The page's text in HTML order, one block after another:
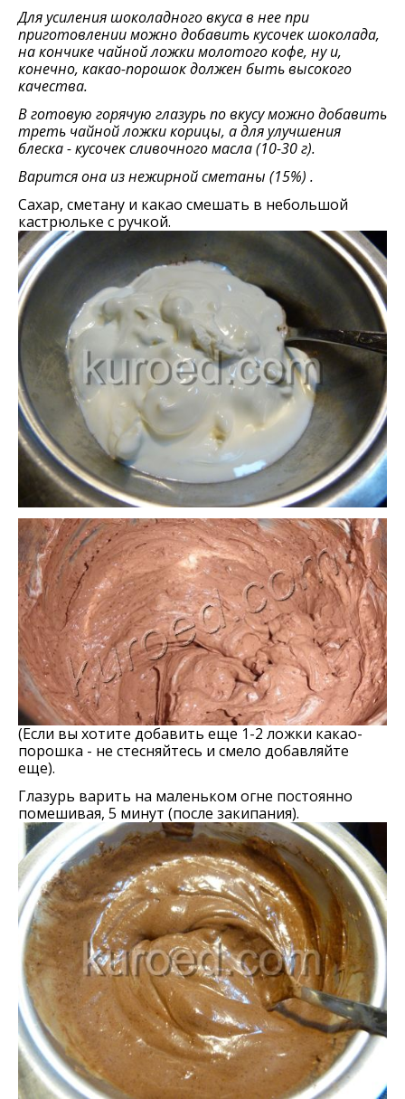
Для усиления шоколадного вкуса в нее при
приготовлении можно добавить кусочек шоколада,
на кончике чайной ложки молотого кофе, ну и,
конечно, какао-порошок должен быть высокого
качества.
В готовую горячую глазурь по вкусу можно добавить
треть чайной ложки корицы, а для улучшения
блеска - кусочек сливочного масла (10-30 г).
Варится она из нежирной сметаны (15%) .
Сахар, сметану и какао смешать в небольшой
кастрюльке с ручкой.
(Если вы хотите добавить еще 1-2 ложки какао-
порошка - не стесняйтесь и смело добавляйте
еще).
Глазурь варить на маленьком огне постоянно
помешивая, 5 минут (после закипания).